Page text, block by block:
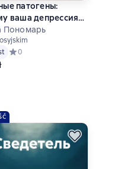
патогены:
ваша депрессия
таблетками
Пономарь
Средний рейтинг 0 на основе 0
0